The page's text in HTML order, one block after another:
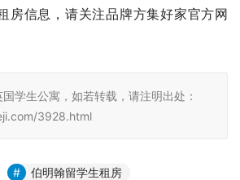
房信息，请关注品牌方集好家官方网
学生公寓，如若转载，请注明出处：
3928.html
伯明翰留学生租房